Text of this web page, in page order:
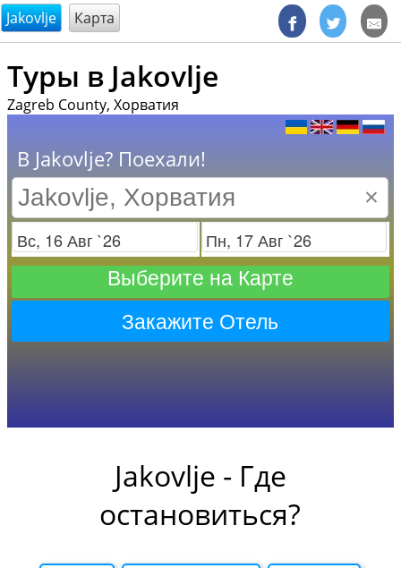
@endsectiom
Jakovlje Карта
Туры в Jakovlje
Zagreb County, Хорватия
В Jakovlje? Поехали!
×
Заезд Отъезд
Выберите на Карте
Закажите Отель
Jakovlje - Где
остановиться?